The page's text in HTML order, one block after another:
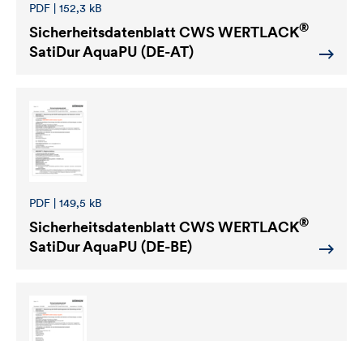
PDF | 152,3 kB
SicherheitsdatenblattCWS WERTLACK®
SatiDur AquaPU (DE-AT)
PDF | 149,5 kB
SicherheitsdatenblattCWS WERTLACK®
SatiDur AquaPU (DE-BE)